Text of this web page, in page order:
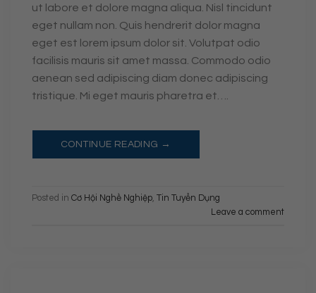
ut labore et dolore magna aliqua. Nisl tincidunt
eget nullam non. Quis hendrerit dolor magna
eget est lorem ipsum dolor sit. Volutpat odio
facilisis mauris sit amet massa. Commodo odio
aenean sed adipiscing diam donec adipiscing
tristique. Mi eget mauris pharetra et….
CONTINUE READING →
Posted in Cơ Hội Nghề Nghiệp Tin Tuyển Dụng
Leave a comment